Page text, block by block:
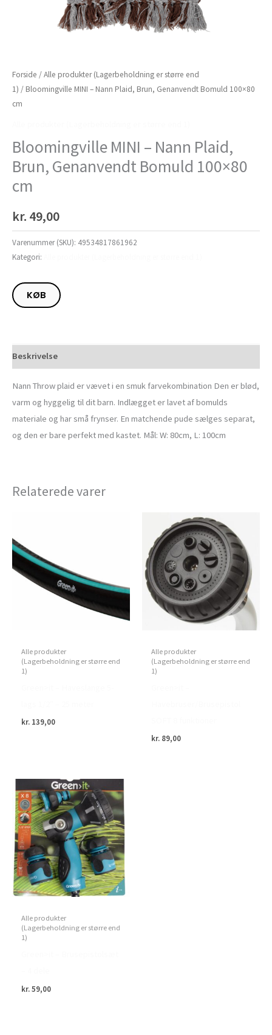
Forside /Alle produkter (Lagerbeholdning er større end
1) / Bloomingville MINI – Nann Plaid, Brun, Genanvendt Bomuld 100×80
cm
Bloomingville MINI – Nann Plaid,
Brun, Genanvendt Bomuld 100×80
cm
kr. 49,00
Varenummer (SKU): 49534817861962
Kategori:
KØB
Beskrivelse
Nann Throw plaid er vævet i en smuk farvekombination Den er blød,
varm og hyggelig til dit barn. Indlægget er lavet af bomulds
materiale og har små frynser. En matchende pude sælges separat,
og den er bare perfekt med kastet. Mål: W: 80cm, L: 100cm
Relaterede varer
Alle produkter
(Lagerbeholdning er større end
1)
kr. 139,00
Alle produkter
(Lagerbeholdning er større end
1)
kr. 89,00
Alle produkter
(Lagerbeholdning er større end
1)
kr.59,00